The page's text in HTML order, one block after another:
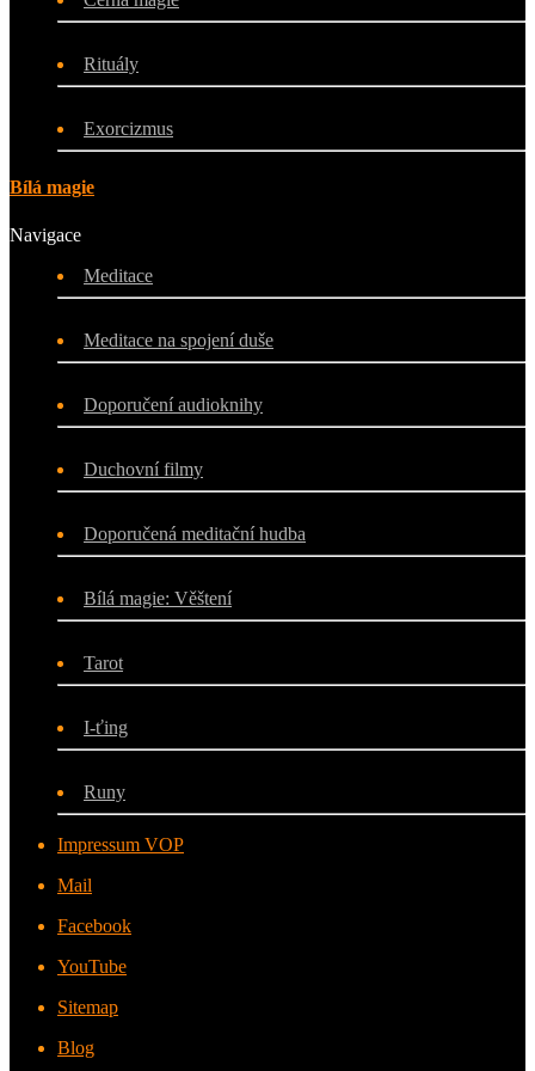
Rituály
Exorcizmus
Bílá magie
Navigace
Meditace
Meditace na spojení duše
Doporučení audioknihy
Duchovní filmy
Doporučená meditační hudba
Bílá magie: Věštení
Tarot
I-ťing
Runy
Impressum VOP
Mail
Facebook
YouTube
Sitemap
Blog